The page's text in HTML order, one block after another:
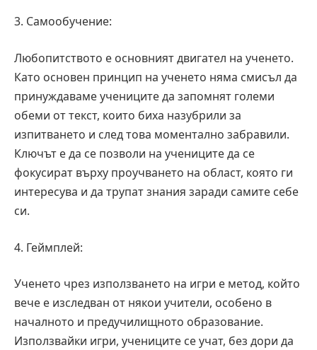
3. Самообучение:
Любопитството е основният двигател на ученето.
Като основен принцип на ученето няма смисъл да
принуждаваме учениците да запомнят големи
обеми от текст, които биха назубрили за
изпитването и след това моментално забравили.
Ключът е да се позволи на учениците да се
фокусират върху проучването на област, която ги
интересува и да трупат знания заради самите себе
си.
4. Геймплей:
Ученето чрез използването на игри е метод, който
вече е изследван от някои учители, особено в
началното и предучилищното образование.
Използвайки игри, учениците се учат, без дори да